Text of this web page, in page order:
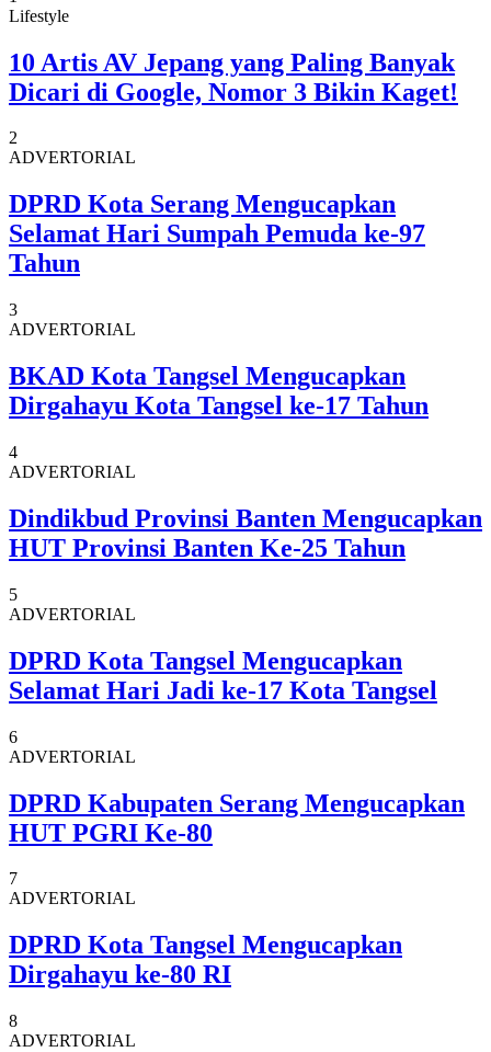
Lifestyle
10 Artis AV Jepang yang Paling Banyak
Dicari di Google, Nomor 3 Bikin Kaget!
2
ADVERTORIAL
DPRD Kota Serang Mengucapkan
Selamat Hari Sumpah Pemuda ke-97
Tahun
3
ADVERTORIAL
BKAD Kota Tangsel Mengucapkan
Dirgahayu Kota Tangsel ke-17 Tahun
4
ADVERTORIAL
Dindikbud Provinsi Banten Mengucapkan
HUT Provinsi Banten Ke-25 Tahun
5
ADVERTORIAL
DPRD Kota Tangsel Mengucapkan
Selamat Hari Jadi ke-17 Kota Tangsel
6
ADVERTORIAL
DPRD Kabupaten Serang Mengucapkan
HUT PGRI Ke-80
7
ADVERTORIAL
DPRD Kota Tangsel Mengucapkan
Dirgahayu ke-80 RI
8
ADVERTORIAL